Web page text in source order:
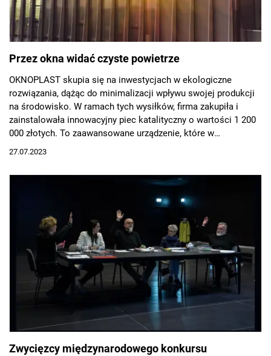
Przez okna widać czyste powietrze
OKNOPLAST skupia się na inwestycjach w ekologiczne
rozwiązania, dążąc do minimalizacji wpływu swojej produkcji
na środowisko. W ramach tych wysiłków, firma zakupiła i
zainstalowała innowacyjny piec katalityczny o wartości 1 200
000 złotych. To zaawansowane urządzenie, które w
27.07.2023
Zwycięzcy międzynarodowego konkursu